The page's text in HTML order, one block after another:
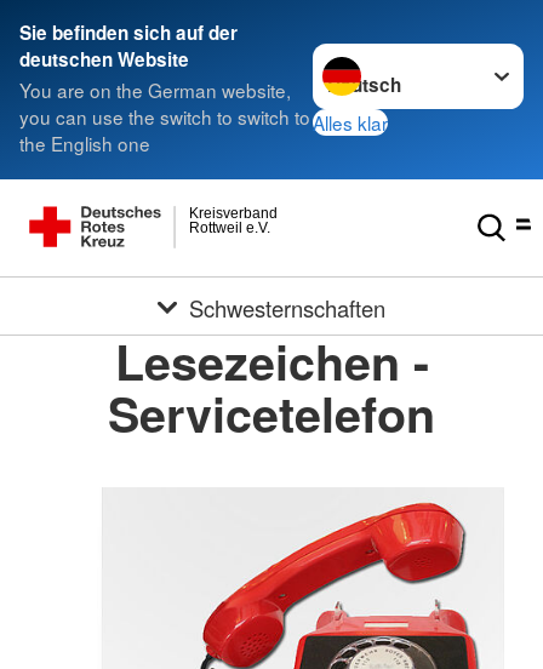
Sie befinden sich auf der
deutschen Website
You are on the German website,
you can use the switch to switch to
the English one
Sprache wechseln zu
Alles klar
Rottweil e.V.
Kreisverband
Schwesternschaften
Lesezeichen -
Servicetelefon